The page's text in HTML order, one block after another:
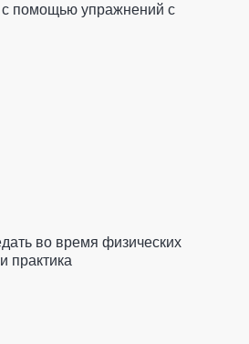
с помощью упражнений с
во время физических
практика